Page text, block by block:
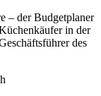
– der Budgetplaner
in der
des